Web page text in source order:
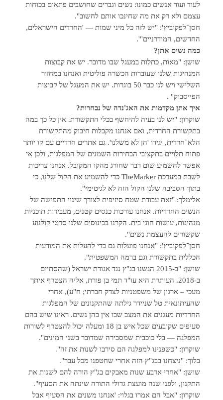
לעוד ועוד אנשים כמונו: נשים וגברים שחושבים פתאום בכוחות
עצמם ולא רק את מה שחינכו אותם לחשוב".
חסן־לפקוביץ': "יש לזה כל מיני שמות — 'החרדים הישראלים,
החדשים, המודרניים"'.
כמה נשים אתן?
שושן: "מאות, כתלות במעגל שבו מדובר. יש את קבוצות
המנהיגות שלנו שעוברות הכשרה פוליטית ואנחנו במחזור
השלישי ויש לנו כבר 50 בוגרות. יש את המעגל של קבוצות
הפייסבוק" .
איך אתן מקדמות את האג'נדה של נבחרות?
שוקרון: "יש לנו בעיה להיחשף בכלי התקשורת. אין כל כך במה
בתקשורת החרדית, ואם אנחנו מקבלות חיבוק מהתקשורת
הלא־חרדית, יגידו 'הן לא משלנו'. גם אתרים חרדיים עם קו יותר
פתוח תלויים בתקציבי הבחירות השמנים של המפלגות, ולכן אי
אפשר להשמיע שום דבר שחורג מהקו המקובל. אנחנו צריכות
לשבת במערכת TheMarker כדי להשמיע את הקול שלנו, כי
בתוך הסביבה שלנו הקול הזה לא לגיטימי".
אלימלך: "זאת עבודת שטח סיזיפית לצורך שינוי התפישה של
הנשים החרדיות. אנחנו עורכות כנסים קטנים, מעבירות תוכניות
מנהיגות, עושות חוגי בית. הקרנו בכינוסים שלנו סרטי קולנוע
שקשורים להעצמת נשים".
חסן־לפקוביץ': "אנחנו פועלות גם כדי להעלות את המודעות
הכללית בתקשורת וגם ברמה המשפטית".
שושן: "ב-2015 הגשנו בג"ץ נגד אגודת ישראל (שהסתיים
ב-2018. העותרת היא עו"ד תמי בן פורת, אליה הצטרף איתך
מעכי – ארגון של משפטניות לצדק חברתי; ח"ע), אחרי
שהעיתונאית טל שניידר גילתה שהתקנונים של המפלגות
החרדיות מעגנים את המצב שבו אין בהן נשים. ראינו שיש בהם
סעיפים שקובעים שכל איש בן 18 ומעלה יכול להצטרף לשורות
המפלגה — בלי כוכבית שמסבירה שמדובר בשני המינים".
שוקרון: "כשפנינו למפלגה הם סירבו לשנות את זה".
בלוך: "ניצחנו בבג"ץ הזה אחרי שחטפנו מכל עבר".
שושן: "אחרי ארבע שנות מאבקים בג"ץ הורה להם לשנות את
התקנון, ולפני שנה מועצת גדולי התורה שינתה את הסעיף".
שוקרון: "אבל הם אמרו בגלוי: 'אנחנו משנים את הסעיף אבל